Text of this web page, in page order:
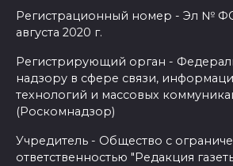
Регистрационный номер - Эл №
августа 2020 г.
Регистрирующий орган -
надзору в сфере связи,
технологий и массовых
(Роскомнадзор)
Учредитель - Общество с
ответственностью "Редакция